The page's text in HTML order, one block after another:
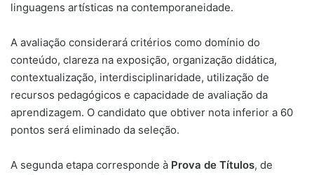
linguagens artísticas na contemporaneidade.
A avaliação considerará critérios como domínio do
conteúdo, clareza na exposição, organização didática,
contextualização, interdisciplinaridade, utilização de
recursos pedagógicos e capacidade de avaliação da
aprendizagem. O candidato que obtiver nota inferior a 60
pontos será eliminado da seleção.
A segunda etapa corresponde à Prova de Títulos, de